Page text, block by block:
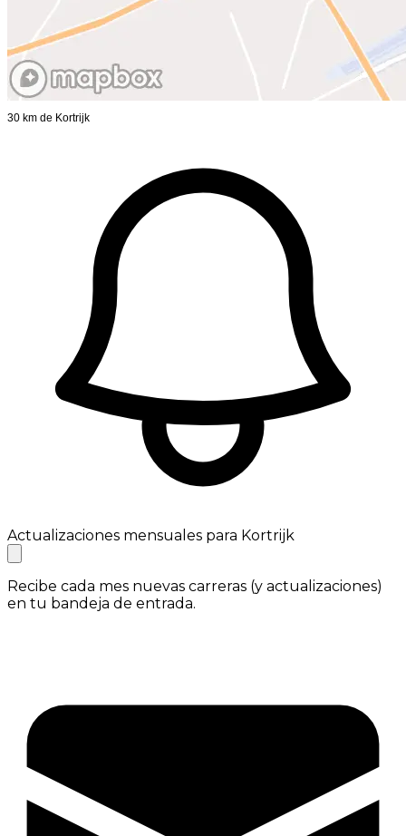
30 km de Kortrijk
Actualizaciones mensuales para Kortrijk
Recibe cada mes nuevas carreras (y actualizaciones)
en tu bandeja de entrada.